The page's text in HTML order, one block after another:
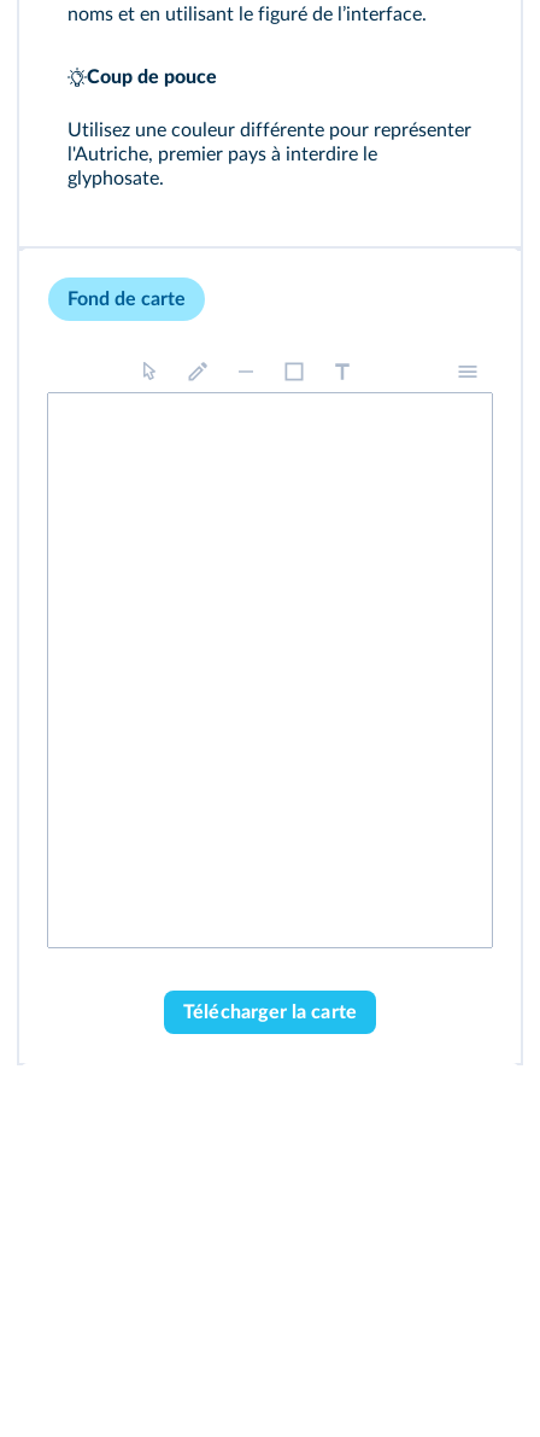
noms et en utilisant le figuré de lʼinterface.
Coup de pouce
Utilisez une couleur différente pour représenter
l'Autriche, premier pays à interdire le
glyphosate.
Fond de carte
Télécharger la carte